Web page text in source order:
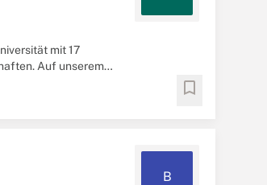
mit 17
Auf unserem
bookmark
B